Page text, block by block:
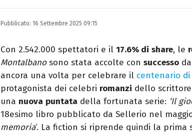
Nella mia vita non possono mancare,
dell'inquietudine sul comodino,
Pubblicato: 16 Settembre 2025 09:15
Con 2.542.000 spettatori e il 17.6% di share, le
Montalbanosono stata accolte con successo
ancora una volta per celebrare il centenario
protagonista dei celebri romanzi dello
una nuova puntata della fortunata serie: ‘Il
18esimo libro pubblicato da Sellerio nel
memoria‘. La fiction si riprende quindi la